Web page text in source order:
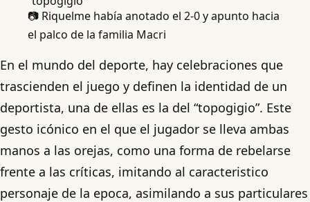
📷 Riquelme había anotado el 2-0 y apunto hacia
el palco de la familia Macri
En el mundo del deporte, hay celebraciones que
trascienden el juego y definen la identidad de un
deportista, una de ellas es la del “topogigio”. Este
gesto icónico en el que el jugador se lleva ambas
manos a las orejas, como una forma de rebelarse
frente a las críticas, imitando al caracteristico
personaje de la epoca, asimilando a sus particulares